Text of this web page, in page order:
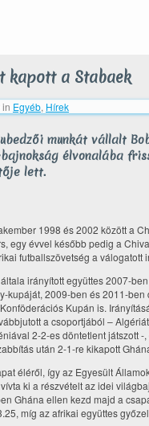
kapott a Stabaek
in Egyéb, Hírek
munkát vállalt
élvonalába
lett.
1998 és 2002 között a
egy évvel később pedig a
futballszövetség a válogatott
irányított együttes 2007-
kupáját, 2009-ben és 2011-ben
Kupán is.
a csoportjából –
2-2-es döntetlent játszott -
után 2-1-re kikapott
éléről, így az Egyesült
ki a részvételt az idei
Ghána ellen kezd majd a
míg az afrikai együttes